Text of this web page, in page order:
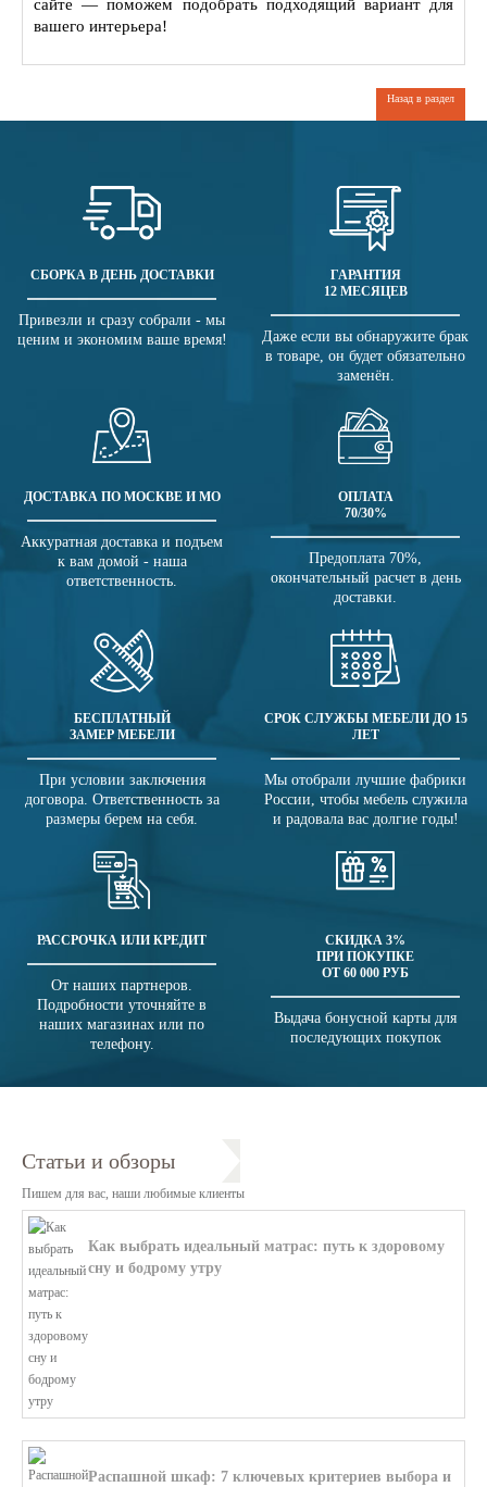
сайте — поможем подобрать подходящий вариант для
вашего интерьера!
Назад в раздел
СБОРКА В ДЕНЬ ДОСТАВКИ
Привезли и сразу собрали - мы
ценим и экономим ваше время!
ГАРАНТИЯ
12 МЕСЯЦЕВ
Даже если вы обнаружите брак
в товаре, он будет обязательно
заменён.
ДОСТАВКА ПО МОСКВЕ И МО
Аккуратная доставка и подъем
к вам домой - наша
ответственность.
ОПЛАТА
70/30%
Предоплата 70%,
окончательный расчет в день
доставки.
БЕСПЛАТНЫЙ
ЗАМЕР МЕБЕЛИ
При условии заключения
договора. Ответственность за
размеры берем на себя.
СРОК СЛУЖБЫ МЕБЕЛИ ДО 15
ЛЕТ
Мы отобрали лучшие фабрики
России, чтобы мебель служила
и радовала вас долгие годы!
РАССРОЧКА ИЛИ КРЕДИТ
От наших партнеров.
Подробности уточняйте в
наших магазинах или по
телефону.
СКИДКА 3%
ПРИ ПОКУПКЕ
ОТ 60 000 РУБ
Выдача бонусной карты для
последующих покупок
Статьи и обзоры
Пишем для вас, наши любимые клиенты
Как выбрать идеальный матрас: путь к здоровому
сну и бодрому утру
Распашной шкаф: 7 ключевых критериев выбора и